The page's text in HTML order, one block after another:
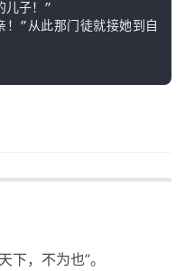
儿子！”
”从此那门徒就接她到自
，不为也”。